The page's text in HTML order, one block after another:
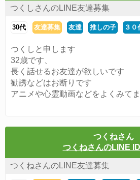
つくしさんのLINE友達募集
30代 友達募集 友達 推しの子 ３０
つくしと申します
32歳です、
長く話せるお友達が欲しいです
勧誘などはお断りです
アニメや心霊動画などをよくみて
つくねさん
つくねさんのLINE
つくねさんのLINE友達募集